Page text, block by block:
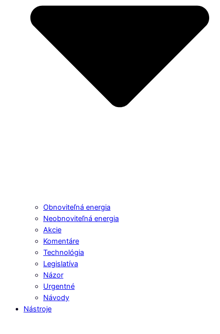
Obnoviteľná energia
Neobnoviteľná energia
Akcie
Komentáre
Technológia
Legislatíva
Názor
Urgentné
Návody
Nástroje